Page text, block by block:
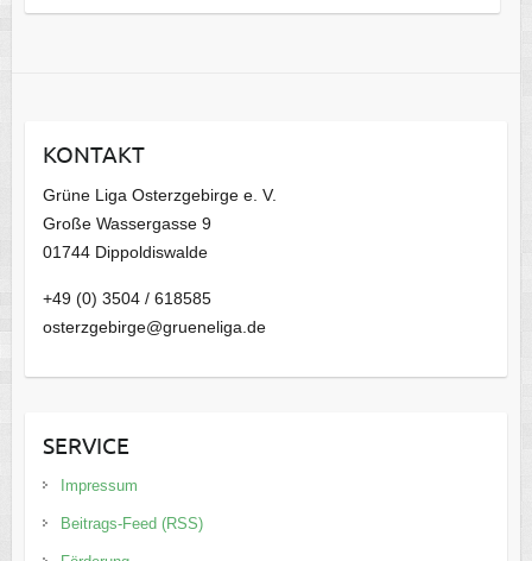
a
v
KONTAKT
Grüne Liga Osterzgebirge e. V.
Große Wassergasse 9
01744 Dippoldiswalde
+49 (0) 3504 / 618585
osterzgebirge@grueneliga.de
SERVICE
Impressum
Beitrags-Feed (RSS)